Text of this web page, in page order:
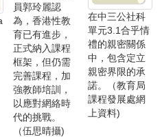
員郭玲麗認
為，香港性教
育已有進步，
正式納入課程
框架，但仍需
完善課程，加
強教師培訓，
以應對網絡時
代的挑戰。
（伍思晴攝)
在中三公社科
單元3.1合乎情
禮的親密關係
中，包含定立
親密界限的承
諾。（教育局
課程發展處網
上資料)